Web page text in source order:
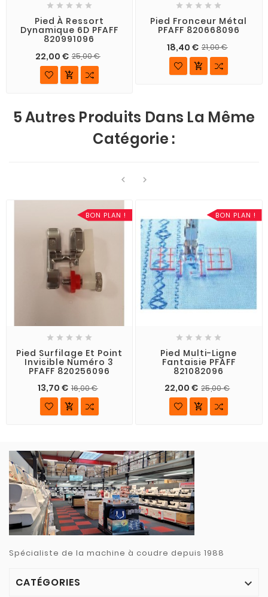
    
Pied À Ressort
Dynamique 6D PFAFF
820991096
22,00 € 25,00 €

    
Pied Fronceur Métal
PFAFF 820668096
18,40 € 21,00 €

5 Autres Produits Dans La Même
Catégorie :
 
BON PLAN !
    
Pied Surfilage Et Point
Invisible Numéro 3
PFAFF 820256096
13,70 € 16,00 €

BON PLAN !
    
Pied Multi-Ligne
Fantaisie PFAFF
821082096
22,00 € 25,00 €

Spécialiste de la machine à coudre depuis 1988
CATÉGORIES 